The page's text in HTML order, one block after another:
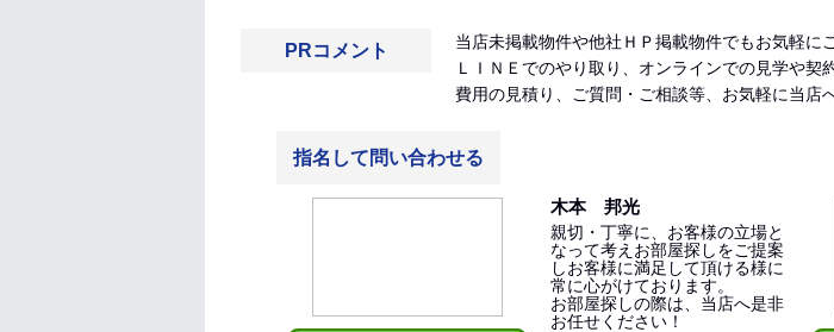
PRコメント
当店未掲載物件や他社ＨＰ掲載物件でもお気軽に
ＬＩＮＥでのやり取り、オンラインでの見学や契
費用の見積り、ご質問・ご相談等、お気軽に当店
指名して問い合わせる
木本 邦光
親切・丁寧に、お客様の立場と
なって考えお部屋探しをご提案
しお客様に満足して頂ける様に
常に心がけております。
お部屋探しの際は、当店へ是非
お任せください！